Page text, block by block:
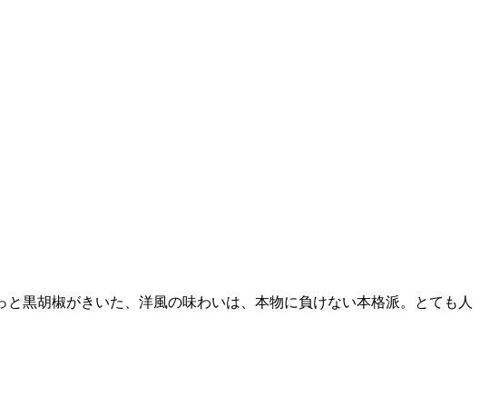
黒胡椒がきいた、洋風の味わいは、本物に負けない本格派。とても人